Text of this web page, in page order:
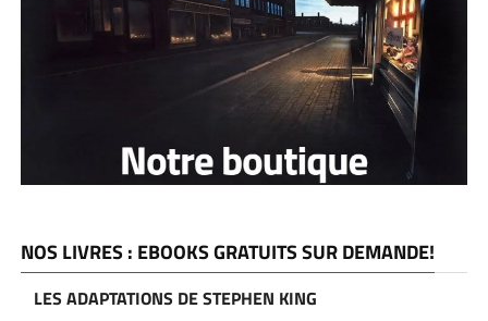
NOS LIVRES : EBOOKS GRATUITS SUR DEMANDE!
LES ADAPTATIONS DE STEPHEN KING